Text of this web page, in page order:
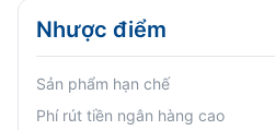
Nhược điểm
Sản phẩm hạn chế
Phí rút tiền ngân hàng cao